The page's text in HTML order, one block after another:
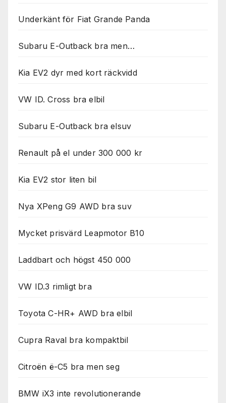
Underkänt för Fiat Grande Panda
Subaru E-Outback bra men…
Kia EV2 dyr med kort räckvidd
VW ID. Cross bra elbil
Subaru E-Outback bra elsuv
Renault på el under 300 000 kr
Kia EV2 stor liten bil
Nya XPeng G9 AWD bra suv
Mycket prisvärd Leapmotor B10
Laddbart och högst 450 000
VW ID.3 rimligt bra
Toyota C-HR+ AWD bra elbil
Cupra Raval bra kompaktbil
Citroën ë-C5 bra men seg
BMW iX3 inte revolutionerande
över huvud
Statistik
och
baserat på
med dig av dina
beteende när du